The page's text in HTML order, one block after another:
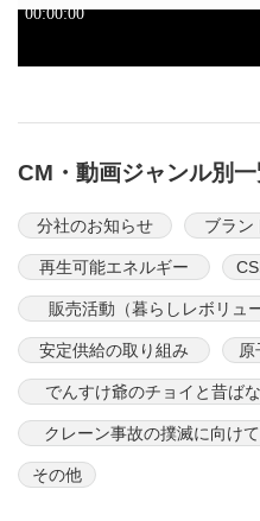
CM・動画ジャンル別
分社のお知らせ ブラン
再生可能エネルギー
販売活動（暮らしレボリュ
安定供給の取り組み
でんすけ爺のチョイと昔ば
クレーン事故の撲滅に向けて
その他